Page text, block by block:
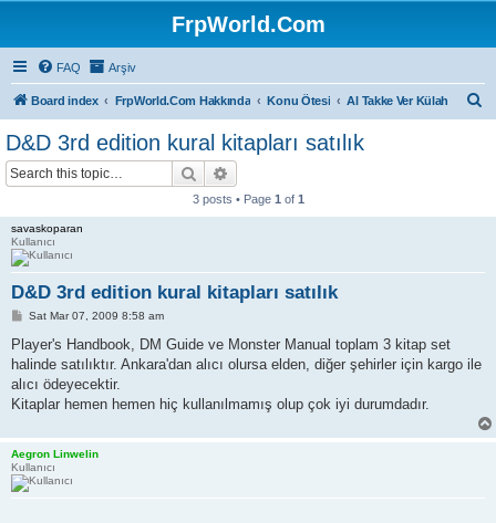
FrpWorld.Com
FAQ Arşiv
Board index FrpWorld.Com Hakkında Konu Ötesi Al Takke Ver Külah
D&D 3rd edition kural kitapları satılık
Search
3 posts • Page 1 of 1
savaskoparan
Kullanıcı
D&D 3rd edition kural kitapları satılık
P
s
Sat Mar 07, 2009 8:58 am
Player's Handbook, DM Guide ve Monster Manual toplam 3 kitap set
halinde satılıktır. Ankara'dan alıcı olursa elden, diğer şehirler için kargo ile
alıcı ödeyecektir.
Kitaplar hemen hemen hiç kullanılmamış olup çok iyi durumdadır.
Aegron Linwelin
Kullanıcı